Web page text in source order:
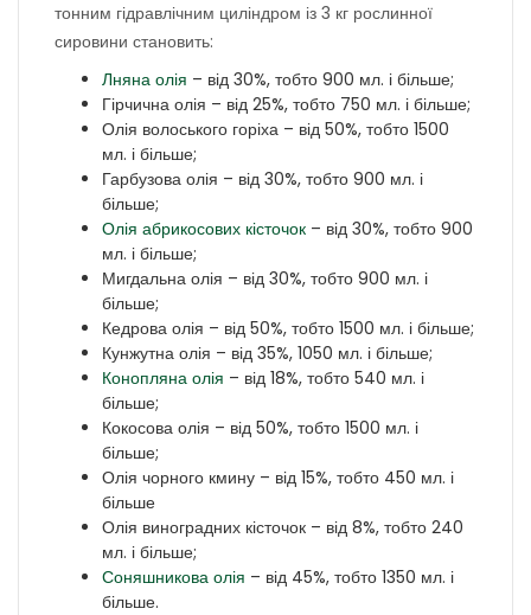
тонним гідравлічним циліндром із 3 кг рослинної
сировини становить:
Лняна олія – від 30%, тобто 900 мл. і більше;
Гірчична олія – від 25%, тобто 750 мл. і більше;
Олія волоського горіха – від 50%, тобто 1500
мл. і більше;
Гарбузова олія – від 30%, тобто 900 мл. і
більше;
Олія абрикосових кісточок – від 30%, тобто 900
мл. і більше;
Мигдальна олія – від 30%, тобто 900 мл. і
більше;
Кедрова олія – від 50%, тобто 1500 мл. і більше;
Кунжутна олія – від 35%, 1050 мл. і більше;
Конопляна олія – від 18%, тобто 540 мл. і
більше;
Кокосова олія – від 50%, тобто 1500 мл. і
більше;
Олія чорного кмину – від 15%, тобто 450 мл. і
більше
Олія виноградних кісточок – від 8%, тобто 240
мл. і більше;
Соняшникова олія – від 45%, тобто 1350 мл. і
більше.